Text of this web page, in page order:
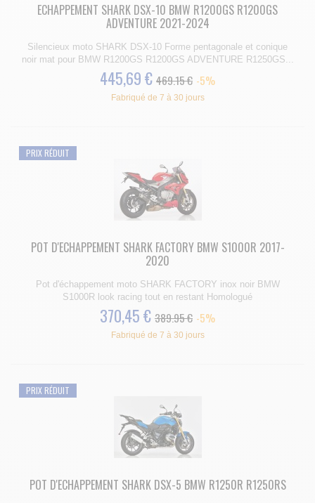
ECHAPPEMENT SHARK DSX-10 BMW R1200GS R1200GS
ADVENTURE 2021-2024
Silencieux moto SHARK DSX-10 Forme pentagonale et conique
noir mat pour BMW R1200GS R1200GS ADVENTURE R1250GS...
445,69 € 469.15 € -5%
Fabriqué de 7 à 30 jours
PRIX RÉDUIT
POT D'ECHAPPEMENT SHARK FACTORY BMW S1000R 2017-
2020
Pot d'échappement moto SHARK FACTORY inox noir BMW
S1000R look racing tout en restant Homologué
370,45 € 389.95 € -5%
Fabriqué de 7 à 30 jours
PRIX RÉDUIT
POT D'ECHAPPEMENT SHARK DSX-5 BMW R1250R R1250RS